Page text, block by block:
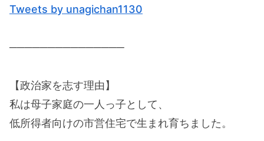
Tweets by unagichan1130
───────────────
【政治家を志す理由】
私は母子家庭の一人っ子として、
低所得者向けの市営住宅で生まれ育ちました。